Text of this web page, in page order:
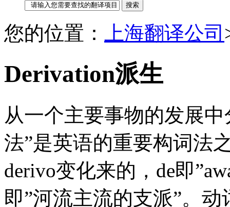
您的位置： 上海翻译公司
Derivation派生
从一个主要事物的发展
法”是英语的重要构词法
derivo变化来的，de即
即”河流主流的支派”。